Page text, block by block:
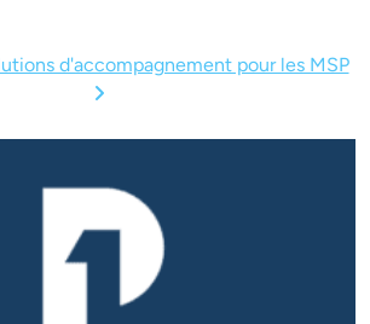
d'accompagnement pour les MSP